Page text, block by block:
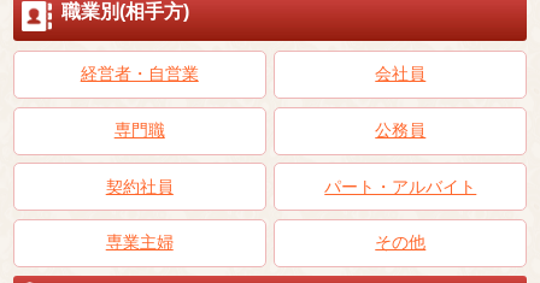
職業別(相手方)
経営者・自営業 会社員
専門職 公務員
契約社員 パート・アルバイト
専業主婦 その他